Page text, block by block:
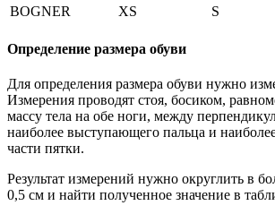
BOGNER
XS S
Определение размера обуви
Для определения размера обуви нужно
Измерения проводят стоя, босиком,
массу тела на обе ноги, между
наиболее выступающего пальца и
части пятки.
Результат измерений нужно округлить в
0,5 см и найти полученное значение в